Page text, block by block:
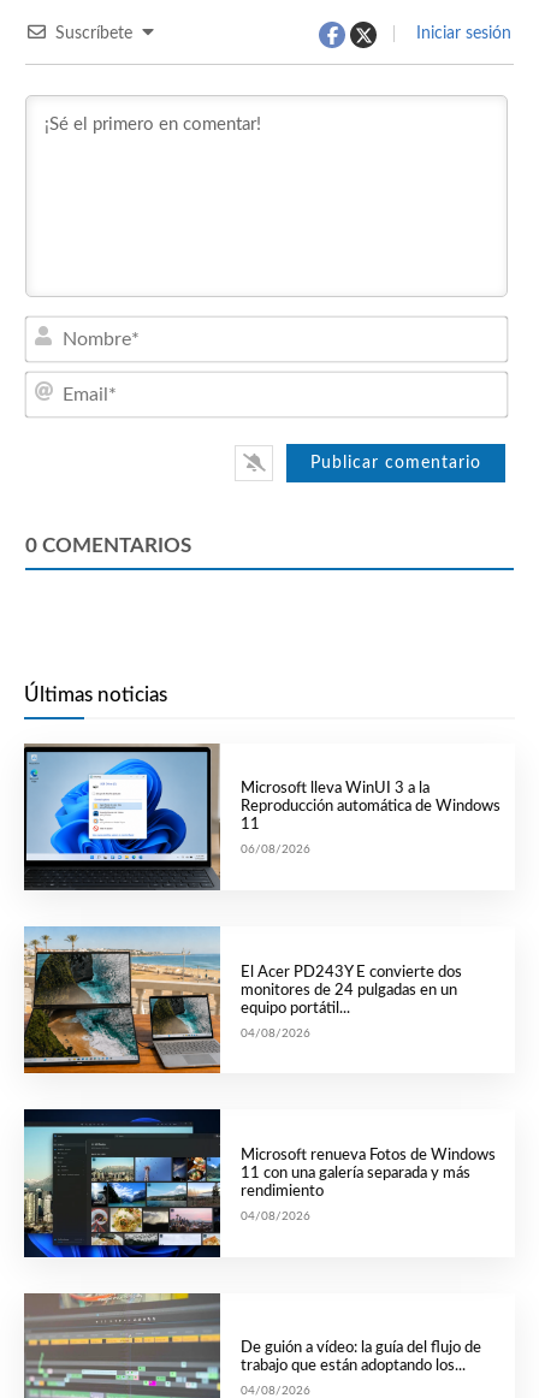
Suscríbete Iniciar sesión
0 COMENTARIOS
Últimas noticias
Microsoft lleva WinUI 3 a la
Reproducción automática de Windows
11
06/08/2026
El Acer PD243Y E convierte dos
monitores de 24 pulgadas en un
equipo portátil...
04/08/2026
Microsoft renueva Fotos de Windows
11 con una galería separada y más
rendimiento
04/08/2026
De guión a vídeo: la guía del flujo de
trabajo que están adoptando los...
04/08/2026